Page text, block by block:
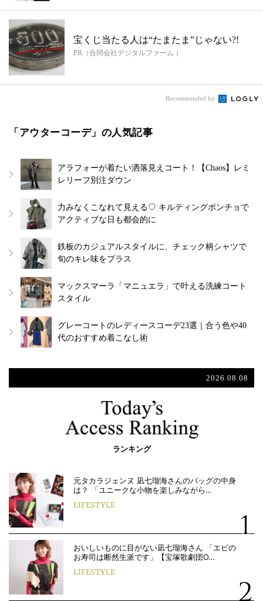
宝くじ当たる人は“たまたま”じゃない?!
PR（合同会社デジタルファーム ）
Recommended by
「アウターコーデ」の人気記事
アラフォーが着たい洒落見えコート！【Chaos】レミ
レリーフ別注ダウン
力みなくこなれて見える♡ キルティングポンチョで
アクティブな日も都会的に
鉄板のカジュアルスタイルに、チェック柄シャツで
旬のキレ味をプラス
マックスマーラ「マニュエラ」で叶える洗練コート
スタイル
グレーコートのレディースコーデ23選｜合う色や40
代のおすすめ着こなし術
2026.08.08
ランキング
元タカラジェンヌ 凪七瑠海さんのバッグの中身
は？ 「ユニークな小物を楽しみながら…
LIFESTYLE
おいしいものに目がない凪七瑠海さん 「エビの
お寿司は断然生派です」【宝塚歌劇団O…
LIFESTYLE